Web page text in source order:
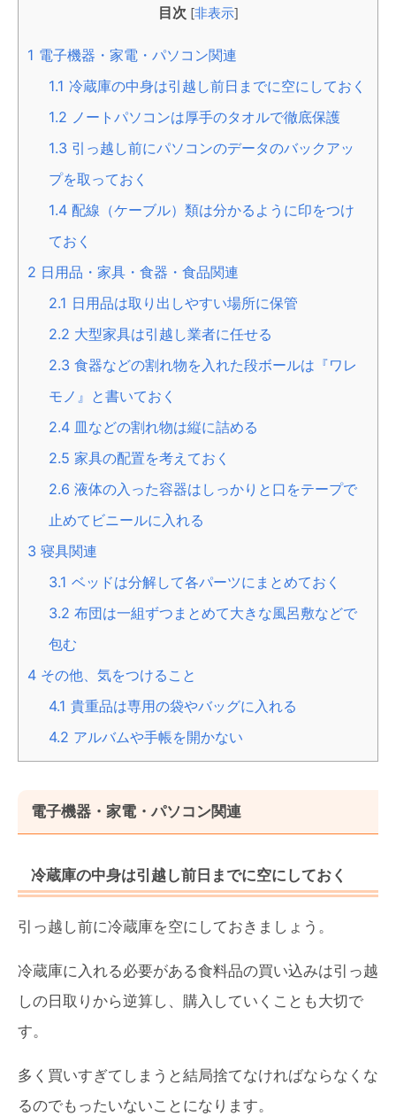
目次 [非表示]
1 電子機器・家電・パソコン関連
1.1 冷蔵庫の中身は引越し前日までに空にしておく
1.2 ノートパソコンは厚手のタオルで徹底保護
1.3 引っ越し前にパソコンのデータのバックアッ
プを取っておく
1.4 配線（ケーブル）類は分かるように印をつけ
ておく
2 日用品・家具・食器・食品関連
2.1 日用品は取り出しやすい場所に保管
2.2 大型家具は引越し業者に任せる
2.3 食器などの割れ物を入れた段ボールは『ワレ
モノ』と書いておく
2.4 皿などの割れ物は縦に詰める
2.5 家具の配置を考えておく
2.6 液体の入った容器はしっかりと口をテープで
止めてビニールに入れる
3 寝具関連
3.1 ベッドは分解して各パーツにまとめておく
3.2 布団は一組ずつまとめて大きな風呂敷などで
包む
4 その他、気をつけること
4.1 貴重品は専用の袋やバッグに入れる
4.2 アルバムや手帳を開かない
電子機器・家電・パソコン関連
冷蔵庫の中身は引越し前日までに空にしておく
引っ越し前に冷蔵庫を空にしておきましょう。
冷蔵庫に入れる必要がある食料品の買い込みは引っ越
しの日取りから逆算し、購入していくことも大切で
す。
多く買いすぎてしまうと結局捨てなければならなくな
るのでもったいないことになります。